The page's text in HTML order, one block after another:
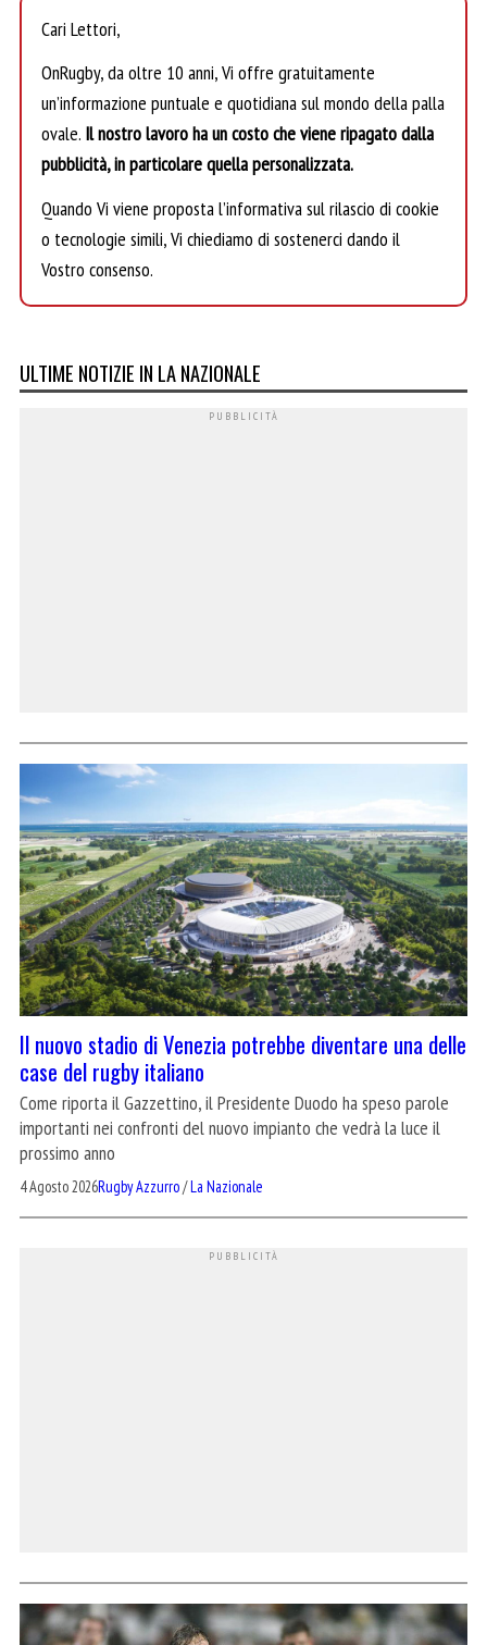
Cari Lettori,
OnRugby, da oltre 10 anni, Vi offre gratuitamente
un’informazione puntuale e quotidiana sul mondo della palla
ovale. Il nostro lavoro ha un costo che viene ripagato dalla
pubblicità, in particolare quella personalizzata.
Quando Vi viene proposta l’informativa sul rilascio di cookie
o tecnologie simili, Vi chiediamo di sostenerci dando il
Vostro consenso.
ULTIME NOTIZIE IN LA NAZIONALE
Il nuovo stadio di Venezia potrebbe diventare una delle
case del rugby italiano
Come riporta il Gazzettino, il Presidente Duodo ha speso parole
importanti nei confronti del nuovo impianto che vedrà la luce il
prossimo anno
4 Agosto 2026Rugby Azzurro/La Nazionale